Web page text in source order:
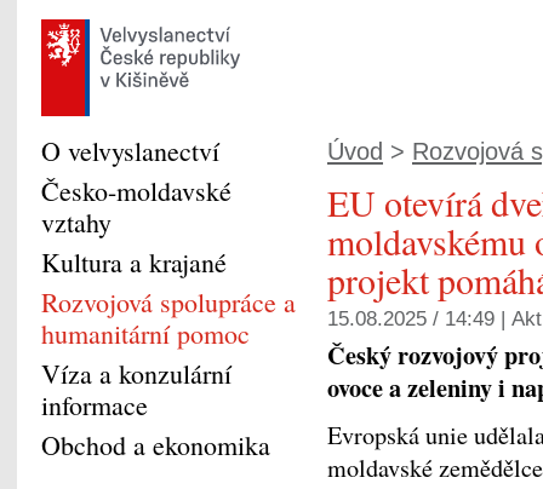
Úvod > Rozvojová
EU otevírá
moldavskému
projekt
15.08.2025 / 14:49 |
Český rozvojový
ovoce a zeleniny i
Evropská unie
moldavské
O velvyslanectví
Česko-moldavské
vztahy
Kultura a krajané
Rozvojová spolupráce a
humanitární pomoc
Víza a konzulární
informace
Obchod a ekonomika